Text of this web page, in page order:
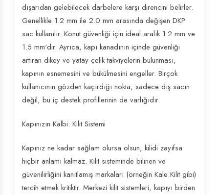
dışarıdan gelebilecek darbelere karşı direncini belirler.
Genellikle 1.2 mm ile 2.0 mm arasında değişen DKP
sac kullanılır. Konut güvenliği için ideal aralık 1.2 mm ve
1.5 mm'dir. Ayrıca, kapı kanadının içinde güvenliği
artıran dikey ve yatay çelik takviyelerin bulunması,
kapının esnemesini ve bükülmesini engeller. Birçok
kullanıcının gözden kaçırdığı nokta, sadece dış sacın
değil, bu iç destek profillerinin de varlığıdır.
Kapınızın Kalbi: Kilit Sistemi
Kapınız ne kadar sağlam olursa olsun, kilidi zayıfsa
hiçbir anlamı kalmaz. Kilit sisteminde bilinen ve
güvenilirliğini kanıtlamış markaları (örneğin Kale Kilit gibi)
tercih etmek kritiktir. Merkezi kilit sistemleri, kapıyı birden